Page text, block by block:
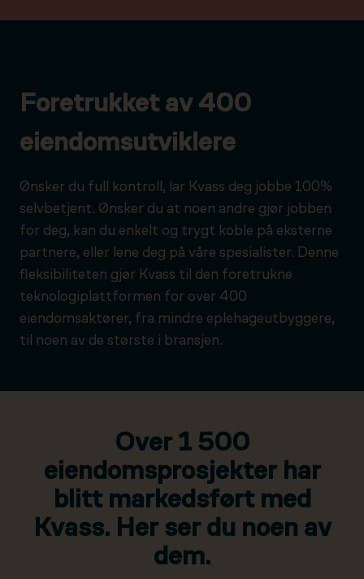
Foretrukket av 400
eiendomsutviklere
Ønsker du full kontroll, lar Kvass deg jobbe 100%
selvbetjent. Ønsker du at noen andre gjør jobben
for deg, kan du enkelt og trygt koble på eksterne
partnere, eller lene deg på våre spesialister. Denne
fleksibiliteten gjør Kvass til den foretrukne
teknologiplattformen for over 400
eiendomsaktører, fra mindre eplehageutbyggere,
til noen av de største i bransjen.
Over 1 500
eiendomsprosjekter har
blitt markedsført med
Kvass. Her ser du noen av
dem.